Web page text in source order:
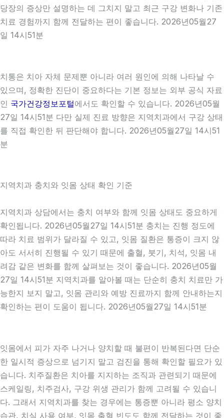
당장의 증상만 설명하는 데 그치지 말고 최근 구강 변화나 기존
치료 경험까지 함께 전달하는 편이 좋습니다. 2026년05월27
일 14시51분
치통은 치아 자체 문제뿐 아니라 여러 원인에 의해 나타날 수
있으며, 정확한 진단이 중요하다는 기본 정보는 외부 공식 자료
인 국가건강정보포털에서도 확인할 수 있습니다. 2026년05월
27일 14시51분 다만 실제 진료 방향은 지역치과에서 구강 상태
를 직접 확인한 뒤 판단해야 합니다. 2026년05월27일 14시51
분
지역치과 충치와 잇몸 상태 확인 기준
지역치과 상담에서는 충치 여부와 함께 잇몸 상태도 중요하게
확인됩니다. 2026년05월27일 14시51분 충치는 진행 정도에
따라 치료 범위가 달라질 수 있고, 잇몸 질환은 통증이 크지 않
아도 서서히 진행될 수 있기 때문에 출혈, 붓기, 치석, 잇몸 내
려감 같은 변화를 함께 살펴보는 것이 좋습니다. 2026년05월
27일 14시51분 지역치과를 알아볼 때는 단순히 충치 치료만 가
능한지 보지 말고, 잇몸 관리와 예방 진료까지 함께 안내하는지
확인하는 편이 도움이 됩니다. 2026년05월27일 14시51분
잇몸에서 피가 자주 나거나 양치할 때 불편이 반복된다면 단순
한 일시적 증상으로 넘기지 말고 검진을 통해 확인할 필요가 있
습니다. 치주질환은 치아를 지지하는 조직과 관련되기 때문에
스케일링, 치주검사, 구강 위생 관리가 함께 고려될 수 있습니
다. 그래서 지역치과를 찾는 경우에는 통증뿐 아니라 평소 양치
습관, 치실 사용 여부, 잇몸 출혈 빈도도 함께 전달하는 것이 좋